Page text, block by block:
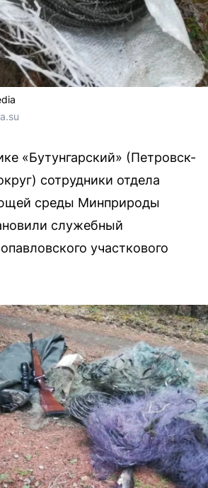
«Бутунгарский» (Петровск-
сотрудники отдела
среды Минприроды
служебный
участкового